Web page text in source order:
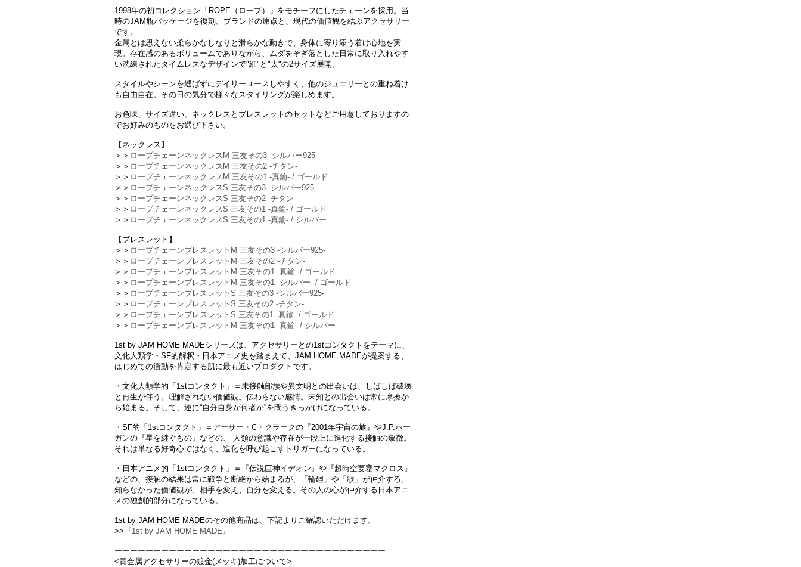
1998年の初コレクション「ROPE（ロープ）」をモチーフにしたチェーンを採用。当
時のJAM瓶パッケージを復刻。ブランドの原点と、現代の価値観を結ぶアクセサリー
です。
金属とは思えない柔らかなしなりと滑らかな動きで、身体に寄り添う着け心地を実
現。存在感のあるボリュームでありながら、ムダをそぎ落とした日常に取り入れやす
い洗練されたタイムレスなデザインで"細"と"太"の2サイズ展開。
スタイルやシーンを選ばずにデイリーユースしやすく、他のジュエリーとの重ね着け
も自由自在。その日の気分で様々なスタイリングが楽しめます。
お色味、サイズ違い、ネックレスとブレスレットのセットなどご用意しておりますの
でお好みのものをお選び下さい。
【ネックレス】
＞＞ ロープチェーンネックレスM 三友その3 -シルバー925-
＞＞ ロープチェーンネックレスM 三友その2 -チタン-
＞＞ ロープチェーンネックレスM 三友その1 -真鍮- / ゴールド
＞＞ ロープチェーンネックレスS 三友その3 -シルバー925-
＞＞ ロープチェーンネックレスS 三友その2 -チタン-
＞＞ ロープチェーンネックレスS 三友その1 -真鍮- / ゴールド
＞＞ ロープチェーンネックレスS 三友その1 -真鍮- / シルバー
【ブレスレット】
＞＞ ロープチェーンブレスレットM 三友その3 -シルバー925-
＞＞ ロープチェーンブレスレットM 三友その2 -チタン-
＞＞ ロープチェーンブレスレットM 三友その1 -真鍮- / ゴールド
＞＞ ロープチェーンブレスレットM 三友その1 -シルバー- / ゴールド
＞＞ ロープチェーンブレスレットS 三友その3 -シルバー925-
＞＞ ロープチェーンブレスレットS 三友その2 -チタン-
＞＞ ロープチェーンブレスレットS 三友その1 -真鍮- / ゴールド
＞＞ ロープチェーンブレスレットM 三友その1 -真鍮- / シルバー
1st by JAM HOME MADEシリーズは、アクセサリーとの1stコンタクトをテーマに、
文化人類学・SF的解釈・日本アニメ史を踏まえて、JAM HOME MADEが提案する、
はじめての衝動を肯定する肌に最も近いプロダクトです。
・文化人類学的「1stコンタクト」＝未接触部族や異文明との出会いは、しばしば破壊
と再生が伴う。理解されない価値観。伝わらない感情。未知との出会いは常に摩擦か
ら始まる。そして、逆に“自分自身が何者か”を問うきっかけになっている。
・SF的「1stコンタクト」＝アーサー・C・クラークの『2001年宇宙の旅』やJ.P.ホー
ガンの『星を継ぐもの』などの、 人類の意識や存在が一段上に進化する接触の象徴。
それは単なる好奇心ではなく、進化を呼び起こすトリガーになっている。
・日本アニメ的「1stコンタクト」＝『伝説巨神イデオン』や『超時空要塞マクロス』
などの、接触の結果は常に戦争と断絶から始まるが、「輪廻」や「歌」が仲介する。
知らなかった価値観が、相手を変え、自分を変える。その人の心が仲介する日本アニ
メの独創的部分になっている。
1st by JAM HOME MADEのその他商品は、下記よりご確認いただけます。
>> 『1st by JAM HOME MADE』
ーーーーーーーーーーーーーーーーーーーーーーーーーーーーーーーーーーー
<貴金属アクセサリーの鍍金(メッキ)加工について>